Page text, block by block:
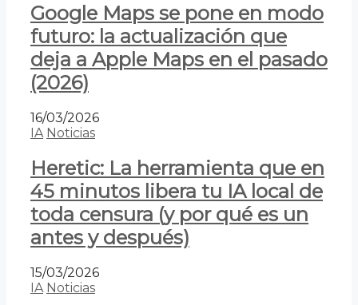
Google Maps se pone en modo
futuro: la actualización que
deja a Apple Maps en el pasado
(2026)
16/03/2026
IA Noticias
Heretic: La herramienta que en
45 minutos libera tu IA local de
toda censura (y por qué es un
antes y después)
15/03/2026
IA Noticias